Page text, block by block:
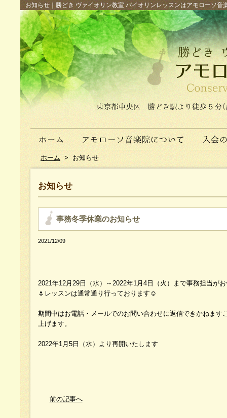
お知らせ｜勝どき ヴァイオリン教室 バイオリンレッスンはアモローソ
ホーム > お知らせ
お知らせ
事務冬季休業のお知らせ
2021/12/09
2021年12月29日（水）～2022年1月4日（火）まで事務担当が
🌷レッスンは通常通り行っております☺️
期間中はお電話・メールでのお問い合わせに返信できかねます
上げます。
2022年1月5日（水）より再開いたします
前の記事へ